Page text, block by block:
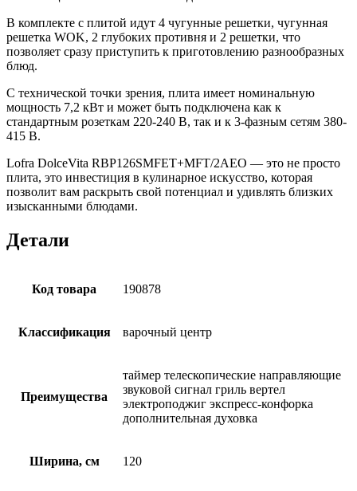
В комплекте с плитой идут 4 чугунные решетки, чугунная
решетка WOK, 2 глубоких противня и 2 решетки, что
позволяет сразу приступить к приготовлению разнообразных
блюд.
С технической точки зрения, плита имеет номинальную
мощность 7,2 кВт и может быть подключена как к
стандартным розеткам 220-240 В, так и к 3-фазным сетям 380-
415 В.
Lofra DolceVita RBP126SMFET+MFT/2AEO — это не просто
плита, это инвестиция в кулинарное искусство, которая
позволит вам раскрыть свой потенциал и удивлять близких
изысканными блюдами.
Детали
Код товара 190878
Классификация варочный центр
Преимущества
таймер телескопические направляющие
звуковой сигнал гриль вертел
электроподжиг экспресс-конфорка
дополнительная духовка
Ширина, см 120